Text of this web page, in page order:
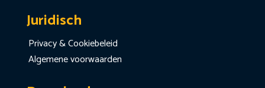
Juridisch
Privacy & Cookiebeleid
Algemene voorwaarden